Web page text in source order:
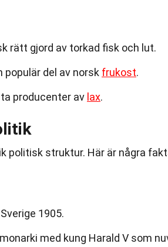
rätt gjord av torkad fisk och lut.
populär del av norsk frukost.
producenter av lax.
politisk struktur. Här är några
1905.
med kung Harald V som